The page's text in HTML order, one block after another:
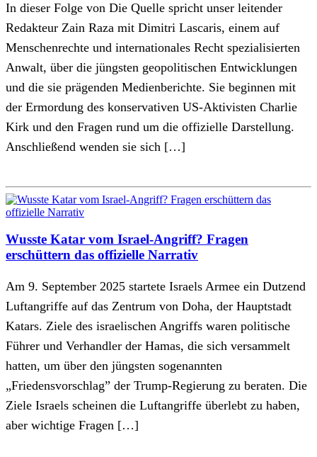
In dieser Folge von Die Quelle spricht unser leitender
Redakteur Zain Raza mit Dimitri Lascaris, einem auf
Menschenrechte und internationales Recht spezialisierten
Anwalt, über die jüngsten geopolitischen Entwicklungen
und die sie prägenden Medienberichte. Sie beginnen mit
der Ermordung des konservativen US-Aktivisten Charlie
Kirk und den Fragen rund um die offizielle Darstellung.
Anschließend wenden sie sich […]
Wusste Katar vom Israel-Angriff? Fragen
erschüttern das offizielle Narrativ
Am 9. September 2025 startete Israels Armee ein Dutzend
Luftangriffe auf das Zentrum von Doha, der Hauptstadt
Katars. Ziele des israelischen Angriffs waren politische
Führer und Verhandler der Hamas, die sich versammelt
hatten, um über den jüngsten sogenannten
„Friedensvorschlag” der Trump-Regierung zu beraten. Die
Ziele Israels scheinen die Luftangriffe überlebt zu haben,
aber wichtige Fragen […]